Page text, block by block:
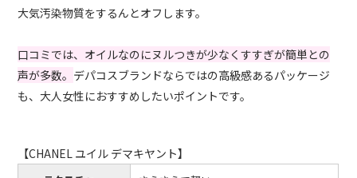
大気汚染物質をするんとオフします。
口コミでは、オイルなのにヌルつきが少なくすすぎが簡単との
声が多数。 デパコスブランドならではの高級感あるパッケージ
も、大人女性におすすめしたいポイントです。
【CHANEL ユイル デマキヤント】